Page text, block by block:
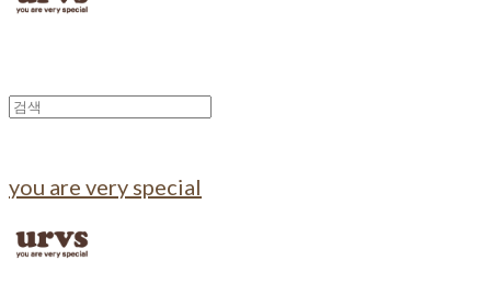
you are very special